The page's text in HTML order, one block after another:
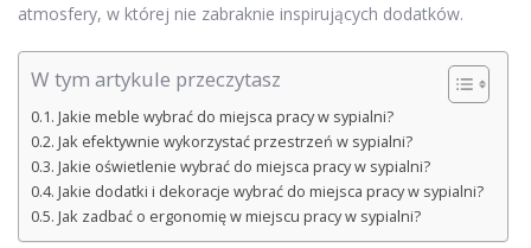
atmosfery, w której nie zabraknie inspirujących dodatków.
W tym artykule przeczytasz
Jakie meble wybrać do miejsca pracy w sypialni?
Jak efektywnie wykorzystać przestrzeń w sypialni?
Jakie oświetlenie wybrać do miejsca pracy w sypialni?
Jakie dodatki i dekoracje wybrać do miejsca pracy w sypialni?
Jak zadbać o ergonomię w miejscu pracy w sypialni?